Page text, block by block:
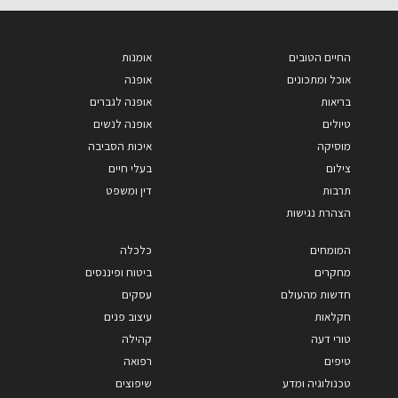
החיים הטובים
אוכל ומתכונים
בריאות
טיולים
מוסיקה
צילום
תרבות
הצהרת נגישות
אומנות
אופנה
אופנה לגברים
אופנה לנשים
איכות הסביבה
בעלי חיים
דין ומשפט
המומחים
מחקרים
חדשות מהעולם
חקלאות
טורי דעה
טיפים
טכנולוגיה ומדע
כלכלה
ביטוח ופיננסים
עסקים
עיצוב פנים
קהילה
רפואה
שיפוצים